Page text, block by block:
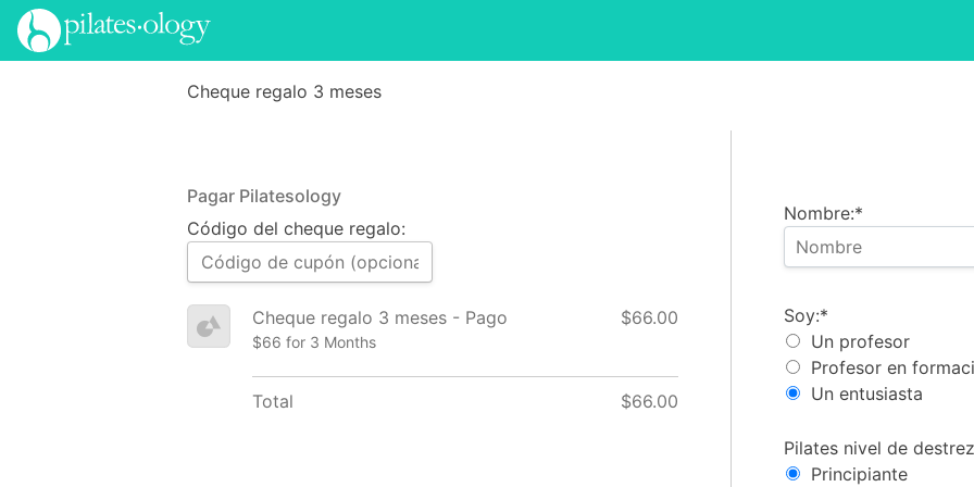
Cheque regalo 3 meses
Nombre:*
Soy
Soy:*
Un profesor
Profesor en
Un entusiasta
Nivel Pilates
Pilates nivel de
Principiante
Pagar Pilatesology
Código del cheque regalo:
Cheque regalo 3 meses - Pago
$66 for 3 Months
$66.00
Total $66.00